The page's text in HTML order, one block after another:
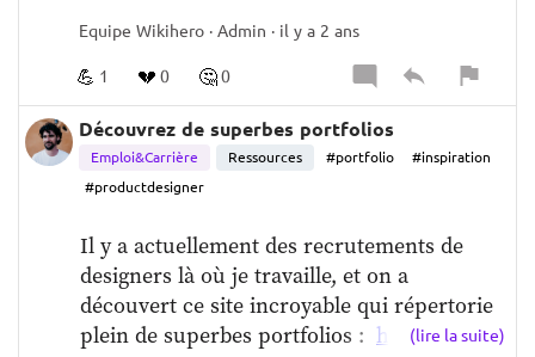
Equipe Wikihero · Admin · il y a 2 ans
💪 1 💔 0 🤔0
Découvrez de superbes portfolios
Emploi&Carrière Ressources #portfolio
#inspiration
#productdesigner
Il y a actuellement des recrutements de
designers là où je travaille, et on a
découvert ce site incroyable qui répertorie
plein de superbes portfolios : https://raindr
(lire la suite)